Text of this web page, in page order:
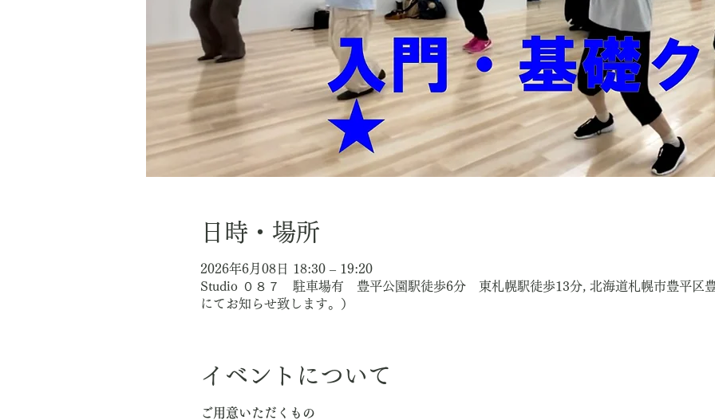
日時・場所
2026年6月08日 18:30 – 19:20
Studio ０８７ 駐車場有 豊平公園駅徒歩6分 東札幌駅徒歩13分, 北海道札幌市豊平区
にてお知らせ致します。）
イベントについて
ご用意いただくもの